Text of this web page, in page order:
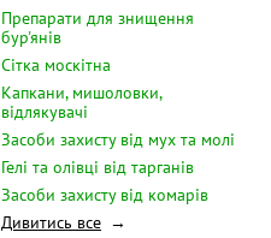
Препарати для знищення
бур'янів
Сітка москітна
Капкани, мишоловки,
відлякувачі
Засоби захисту від мух та молі
Гелі та олівці від тарганів
Засоби захисту від комарів
Дивитись все